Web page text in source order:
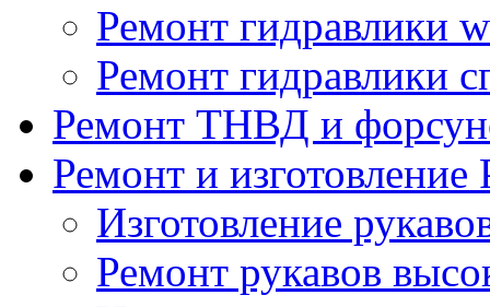
Ремонт гидравлики
Ремонт гидравлики
Ремонт ТНВД и
Ремонт и
Изготовление
Ремонт рукавов